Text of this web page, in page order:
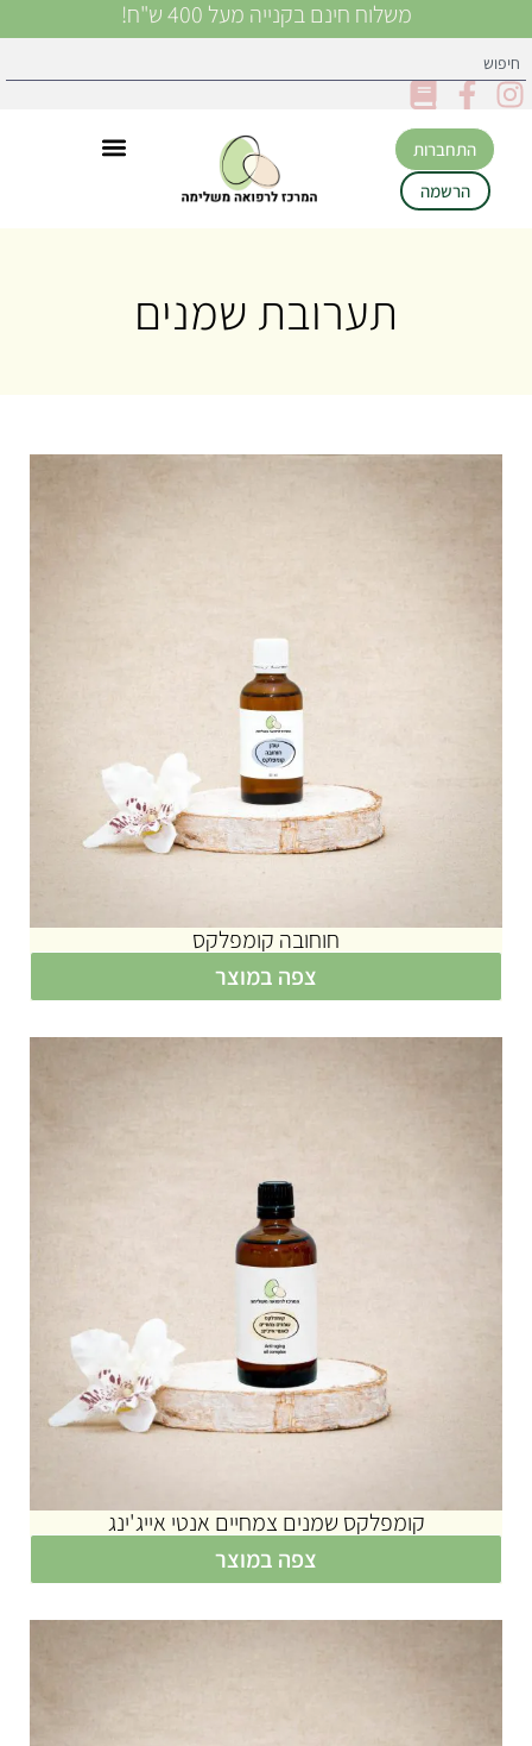
משלוח חינם בקנייה מעל 400 ש"ח!
התחברות
הרשמה
תערובת שמנים
חוחובה קומפלקס
צפה במוצר
קומפלקס שמנים צמחיים אנטי אייג'ינג
צפה במוצר